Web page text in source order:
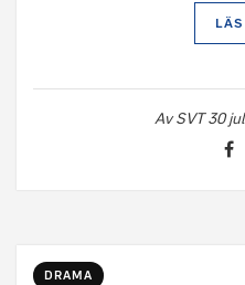
AvSVT 30
DRAMA